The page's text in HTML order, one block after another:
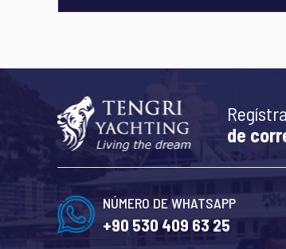
de
NÚMERO DE WHATSAPP
+90 530 409 63 25